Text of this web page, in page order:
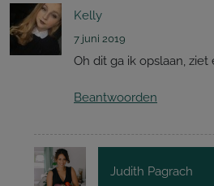
Kelly
7 juni 2019
Oh dit ga ik opslaan,
Beantwoorden
Judith Pagrach